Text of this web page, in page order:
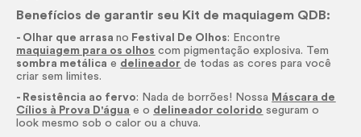
Benefícios de garantir seu Kit de maquiagem QDB:
- Olhar que arrasano Festival De Olhos: Encontre
maquiagem para os olhos com pigmentação explosiva. Tem
sombra metálica e delineador de todas as cores para você
criar sem limites.
- Resistência ao fervo: Nada de borrões! Nossa Máscara de
Cílios à Prova D'água e o delineador colorido seguram o
look mesmo sob o calor ou a chuva.